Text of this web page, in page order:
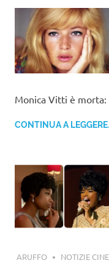
Monica Vitti è morta:
CONTINUA A
ARUFFO
NOTIZIE